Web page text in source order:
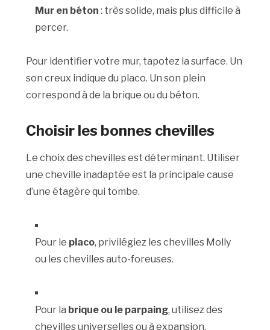
Mur en béton : très solide, mais plus difficile à
percer.
Pour identifier votre mur, tapotez la surface. Un
son creux indique du placo. Un son plein
correspond à de la brique ou du béton.
Choisir les bonnes chevilles
Le choix des chevilles est déterminant. Utiliser
une cheville inadaptée est la principale cause
d’une étagère qui tombe.
Pour le placo, privilégiez les chevilles Molly
ou les chevilles auto-foreuses.
Pour la brique ou le parpaing, utilisez des
chevilles universelles ou à expansion.